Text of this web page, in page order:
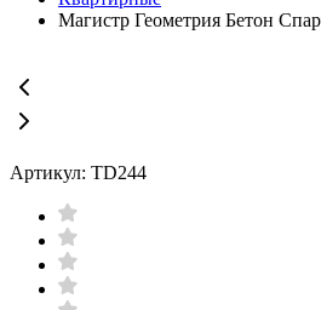
Магистр Геометрия Бетон
Артикул: TD244